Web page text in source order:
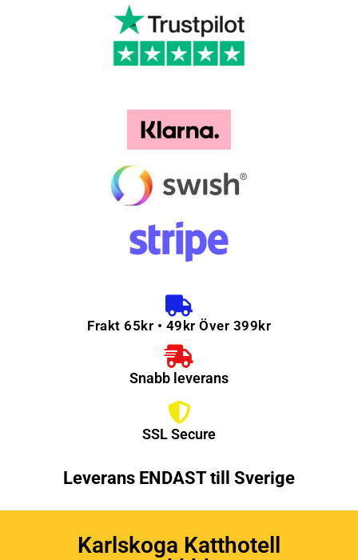
Frakt 65kr • 49kr Över 399kr
Snabb leverans
SSL Secure
Leverans ENDAST till Sverige
Karlskoga Katthotell